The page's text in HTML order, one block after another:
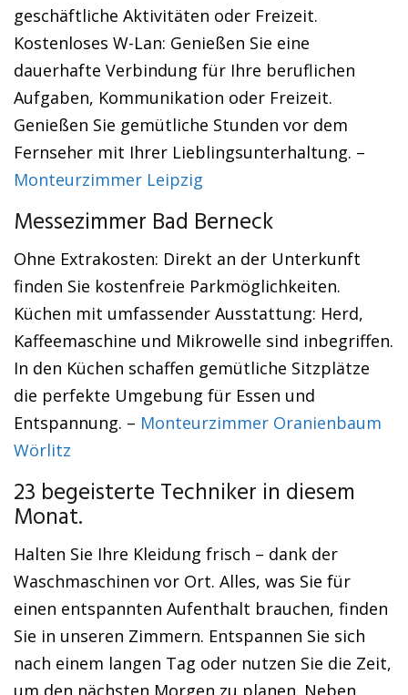
geschäftliche Aktivitäten oder Freizeit.
Kostenloses W-Lan: Genießen Sie eine
dauerhafte Verbindung für Ihre beruflichen
Aufgaben, Kommunikation oder Freizeit.
Genießen Sie gemütliche Stunden vor dem
Fernseher mit Ihrer Lieblingsunterhaltung. –
Monteurzimmer Leipzig
Messezimmer Bad Berneck
Ohne Extrakosten: Direkt an der Unterkunft
finden Sie kostenfreie Parkmöglichkeiten.
Küchen mit umfassender Ausstattung: Herd,
Kaffeemaschine und Mikrowelle sind inbegriffen.
In den Küchen schaffen gemütliche Sitzplätze
die perfekte Umgebung für Essen und
Entspannung. – Monteurzimmer Oranienbaum
Wörlitz
23 begeisterte Techniker in diesem
Monat.
Halten Sie Ihre Kleidung frisch – dank der
Waschmaschinen vor Ort. Alles, was Sie für
einen entspannten Aufenthalt brauchen, finden
Sie in unseren Zimmern. Entspannen Sie sich
nach einem langen Tag oder nutzen Sie die Zeit,
um den nächsten Morgen zu planen. Neben